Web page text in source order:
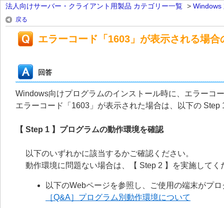
法人向けサーバー・クライアント用製品 カテゴリー一覧 > Windows
戻る
エラーコード「1603」が表示される場合
回答
Windows向けプログラムのインストール時に、エラーコ
エラーコード「1603」が表示された場合は、以下の Step
【 Step 1 】プログラムの動作環境を確認
以下のいずれかに該当するかご確認ください。
動作環境に問題ない場合は、【 Step 2 】を実施してく
以下のWebページを参照し、ご使用の端末がプ
［Q&A］プログラム別動作環境について